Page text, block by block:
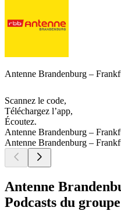
Antenne Brandenburg –
Scannez le code,
Téléchargez l’app,
Écoutez.
Antenne Brandenburg –
Antenne Brandenburg –
Antenne
Podcasts du groupe